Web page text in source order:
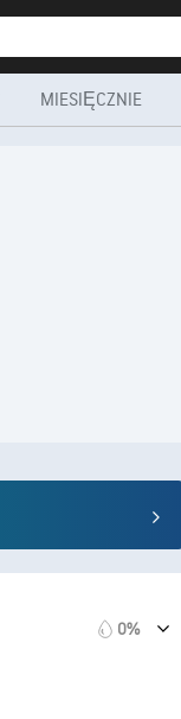
MIESIĘCZNIE
0%